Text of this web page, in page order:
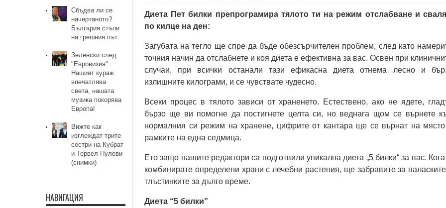
Диета Пет билки препрограмира тялото ти на режим отслабване и
по килце на ден:
Загубата на тегло ще спре да бъде обезсърчителен проблем, след като
точния начин да отслабнете и коя диета е ефективна за вас. Освен при
случаи, при всички останали тази ефикасна диета отнема лесно и
излишните килограми, и се чувствате чудесно.
Всеки процес в тялото зависи от храненето. Естествено, ако не ядете,
бързо ще ви помогне да постигнете целта си, но веднага щом се върнете
нормалния си режим на хранене, цифрите от кантара ще се върнат на
рамките на една седмица.
Ето защо нашите редактори са подготвили уникална диета „5 билки“ за вас.
комбинирате определени храни с лечебни растения, ще забравите за
тлъстинките за дълго време.
Диета “5 билки”
Сбъдва ли се
начертаното?
България стъпи
на грешния път
Зеленски след
"Евровизия":
Нашият кураж
впечатлява
света, нашата
музика покорява
Европа!
Вижте как
изглеждат трите
сестри на Кубрат
и Тервел Пулеви
(снимки)
НАВИГАЦИЯ